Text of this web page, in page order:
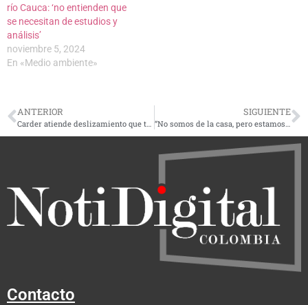
río Cauca: ‘no entienden que
se necesitan de estudios y
análisis’
noviembre 5, 2024
En «Medio ambiente»
ANTERIOR SIGUIENTE
Contacto